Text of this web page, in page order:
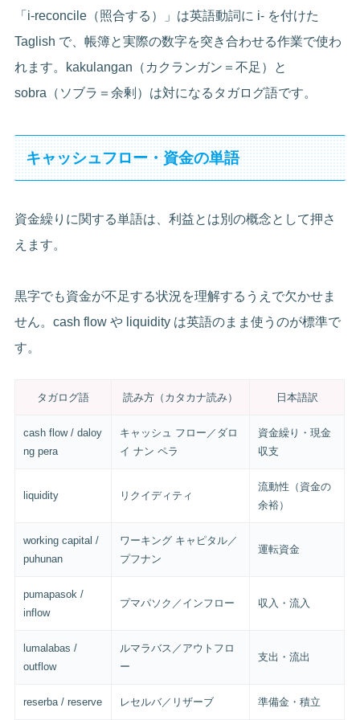
「i-reconcile（照合する）」は英語動詞に i- を付けた
Taglish で、帳簿と実際の数字を突き合わせる作業で使わ
れます。kakulangan（カクランガン＝不足）と
sobra（ソブラ＝余剰）は対になるタガログ語です。
キャッシュフロー・資金の単語
資金繰りに関する単語は、利益とは別の概念として押さ
えます。
黒字でも資金が不足する状況を理解するうえで欠かせま
せん。cash flow や liquidity は英語のまま使うのが標準で
す。
タガログ語 読み方（カタカナ読み） 日本語訳
cash flow / daloy
ng pera
キャッシュ フロー／ダロ
イ ナン ペラ
資金繰り・現金
収支
liquidity リクイディティ
流動性（資金の
余裕）
working capital /
puhunan
ワーキング キャピタル／
プフナン
運転資金
pumapasok /
inflow
プマパソク／インフロー 収入・流入
lumalabas /
outflow
ルマラバス／アウトフロ
ー
支出・流出
reserba / reserve レセルバ／リザーブ 準備金・積立